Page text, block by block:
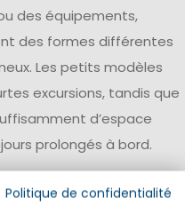
des équipements,
des formes différentes
Les petits modèles
excursions, tandis que
d’espace
prolongés à bord.
loisirs. Ce modèle
Politique de confidentialité